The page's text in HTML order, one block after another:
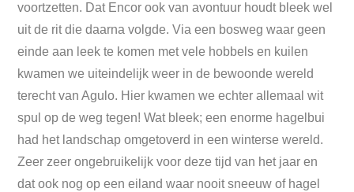
voortzetten. Dat Encor ook van avontuur houdt bleek wel
uit de rit die daarna volgde. Via een bosweg waar geen
einde aan leek te komen met vele hobbels en kuilen
kwamen we uiteindelijk weer in de bewoonde wereld
terecht van Agulo. Hier kwamen we echter allemaal wit
spul op de weg tegen! Wat bleek; een enorme hagelbui
had het landschap omgetoverd in een winterse wereld.
Zeer zeer ongebruikelijk voor deze tijd van het jaar en
dat ook nog op een eiland waar nooit sneeuw of hagel